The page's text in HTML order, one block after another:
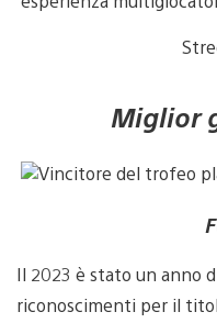
Miglior
Il 2023 è stato un anno
riconoscimenti per il